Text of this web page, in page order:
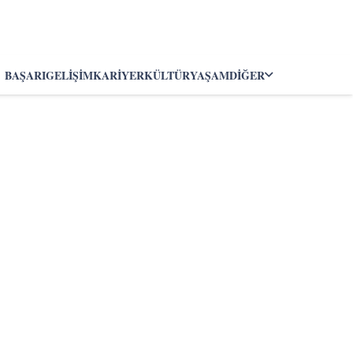
BAŞARIGELIŞIMKARIYERKÜLTÜRYAŞAMDIĞER